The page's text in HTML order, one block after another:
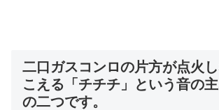
二口ガスコンロの片方が点火
こえる「チチチ」という音の
の二つです。